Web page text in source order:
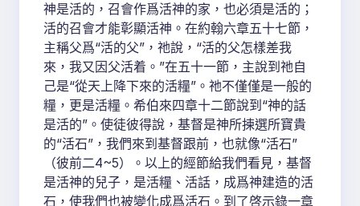
神是活的，召會作爲活神的家，也必須是活的；
活的召會才能彰顯活神。在約翰六章五十七節，
主稱父爲“活的父”，祂說，“活的父怎樣差我
來，我又因父活着。”在五十一節，主說到祂自
己是“從天上降下來的活糧”。祂不僅僅是一般的
糧，更是活糧。希伯來四章十二節說到“神的話
是活的”。使徒彼得說，基督是神所揀選所寶貴
的“活石”，我們來到基督跟前，也就像“活石”
（彼前二4~5）。以上的經節給我們看見，基督
是活神的兒子，是活糧、活話，成爲神建造的活
石，使我們也被變化成爲活石。到了啓示錄一章